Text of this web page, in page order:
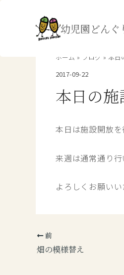
幼児園どんぐ
ホーム ブログ
本日
2017-09-22
本日の
本日は施設開放を
来週は通常通り行
よろしくお願いい
前
畑の模様替え